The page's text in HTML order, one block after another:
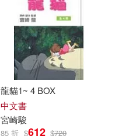
米林宏昌 張文俊
龍貓1~ 4 BOX
中文書
宮崎駿
85 折 $612 $720